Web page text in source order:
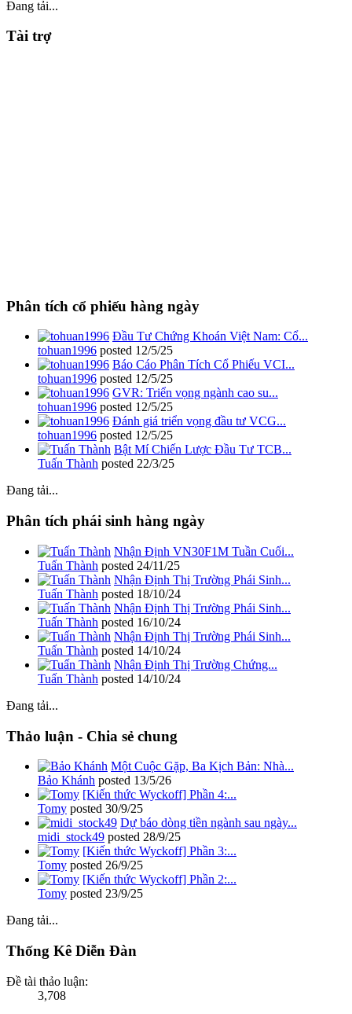
Đang tải...
Tài trợ
Phân tích cổ phiếu hàng ngày
Đầu Tư Chứng Khoán Việt Nam: Cổ...
tohuan1996 posted 12/5/25
Báo Cáo Phân Tích Cổ Phiếu VCI...
tohuan1996 posted 12/5/25
GVR: Triển vọng ngành cao su...
tohuan1996 posted 12/5/25
Đánh giá triển vọng đầu tư VCG...
tohuan1996 posted 12/5/25
Bật Mí Chiến Lược Đầu Tư TCB...
Tuấn Thành posted 22/3/25
Đang tải...
Phân tích phái sinh hàng ngày
Nhận Định VN30F1M Tuần Cuối...
Tuấn Thành posted 24/11/25
Nhận Định Thị Trường Phái Sinh...
Tuấn Thành posted 18/10/24
Nhận Định Thị Trường Phái Sinh...
Tuấn Thành posted 16/10/24
Nhận Định Thị Trường Phái Sinh...
Tuấn Thành posted 14/10/24
Nhận Định Thị Trường Chứng...
Tuấn Thành posted 14/10/24
Đang tải...
Thảo luận - Chia sẻ chung
Một Cuộc Gặp, Ba Kịch Bản: Nhà...
Bảo Khánh posted 13/5/26
[Kiến thức Wyckoff] Phần 4:...
Tomy posted 30/9/25
Dự báo dòng tiền ngành sau ngày...
midi_stock49 posted 28/9/25
[Kiến thức Wyckoff] Phần 3:...
Tomy posted 26/9/25
[Kiến thức Wyckoff] Phần 2:...
Tomy posted 23/9/25
Đang tải...
Thống Kê Diễn Đàn
Đề tài thảo luận:
3,708